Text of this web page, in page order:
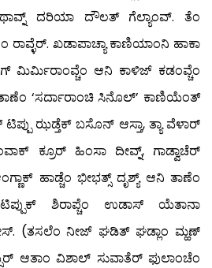
ದರಿಯಾ ದೌಲತ್ ಗೆಲ್ಯಾಂವ್. ತೆಂ
ರಾವ್ಳೆರ್. ಖಡಾಪಾಚ್ಯಾ ಕಾಣಿಯಾಂನಿ ಹಾಕಾ
ಮಿರ್ಮಿರಾಂವ್ಚೆಂ ಆನಿ ಕಾಳಿಜ್ ಕಡಂವ್ಚೆಂ
‘ಸರ್ದಾರಾಂಚಿ ಸಿನೊಲ್’ ಕಾಣಿಯೆಂತ್
ಟಿಪ್ಪು ಝಡ್ತೆಕ್ ಬಸೊನ್ ಆಸ್ತಾ, ತ್ಯಾ ವೆಳಾರ್
ಕ್ರೂರ್ ಹಿಂಸಾ ದೀವ್ನ್, ಗಾಡ್ವಾಚೆರ್
ಹಾಡ್ಚೆಂ ಭೀಭತ್ಸ್ ದೃಶ್ಯ್ ಆನಿ ತಾಣೆಂ
ಶಿರಾಪ್ಚೆಂ ಉಡಾಸ್ ಯೆತಾನಾ
(ತಸಲೆಂ ನೀಜ್ ಘಡಿತ್ ಘಡ್ಲಾಂ ಮ್ಹಣ್
ಆತಾಂ ವಿಶಾಲ್ ಸುವಾತೆರ್ ಫುಲಾಂಚೆಂ